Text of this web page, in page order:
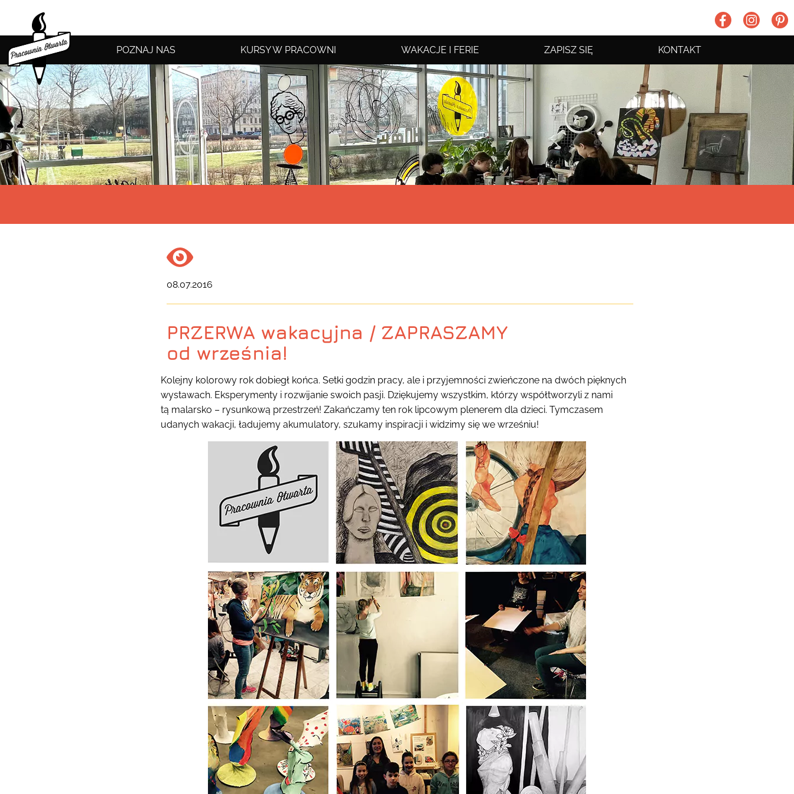
POZNAJ NAS KURSY W PRACOWNI WAKACJE I FERIE ZAPISZ SIĘ KONTAKT
08.07.2016
PRZERWA wakacyjna / ZAPRASZAMY
od września!
Kolejny kolorowy rok dobiegł końca. Setki godzin pracy, ale i przyjemności zwieńczone na dwóch pięknych
wystawach. Eksperymenty i rozwijanie swoich pasji. Dziękujemy wszystkim, którzy współtworzyli z nami
tą malarsko – rysunkową przestrzeń! Zakańczamy ten rok lipcowym plenerem dla dzieci. Tymczasem
udanych wakacji, ładujemy akumulatory, szukamy inspiracji i widzimy się we wrześniu!